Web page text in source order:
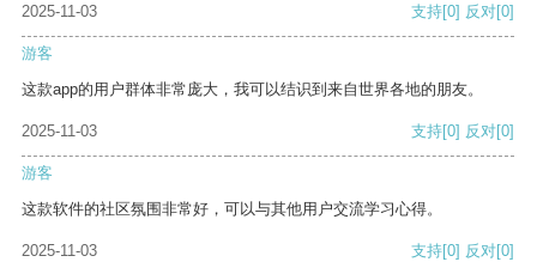
2025-11-03 支持[0] 反对[0]
游客
这款app的用户群体非常庞大，我可以结识到来自世界各地的朋友。
2025-11-03 支持[0] 反对[0]
游客
这款软件的社区氛围非常好，可以与其他用户交流学习心得。
2025-11-03 支持[0] 反对[0]